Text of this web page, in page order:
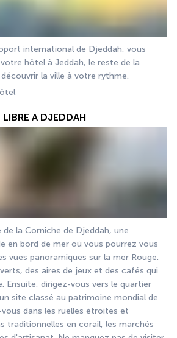
international de Djeddah, vous
hôtel à Jeddah, le reste de la
la ville à votre rythme.
A DJEDDAH
la Corniche de Djeddah, une
en bord de mer où vous pourrez vous
vues panoramiques sur la mer Rouge.
des aires de jeux et des cafés qui
Ensuite, dirigez-vous vers le quartier
site classé au patrimoine mondial de
dans les ruelles étroites et
traditionnelles en corail, les marchés